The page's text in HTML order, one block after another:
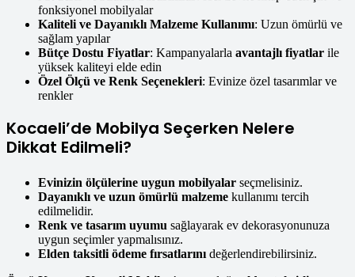
fonksiyonel mobilyalar
Kaliteli ve Dayanıklı Malzeme Kullanımı: Uzun ömürlü ve
sağlam yapılar
Bütçe Dostu Fiyatlar: Kampanyalarla avantajlı fiyatlar ile
yüksek kaliteyi elde edin
Özel Ölçü ve Renk Seçenekleri: Evinize özel tasarımlar ve
renkler
Kocaeli’de Mobilya Seçerken Nelere
Dikkat Edilmeli?
Evinizin ölçülerine uygun mobilyalar seçmelisiniz.
Dayanıklı ve uzun ömürlü malzeme kullanımı tercih
edilmelidir.
Renk ve tasarım uyumu sağlayarak ev dekorasyonunuza
uygun seçimler yapmalısınız.
Elden taksitli ödeme fırsatlarını değerlendirebilirsiniz.